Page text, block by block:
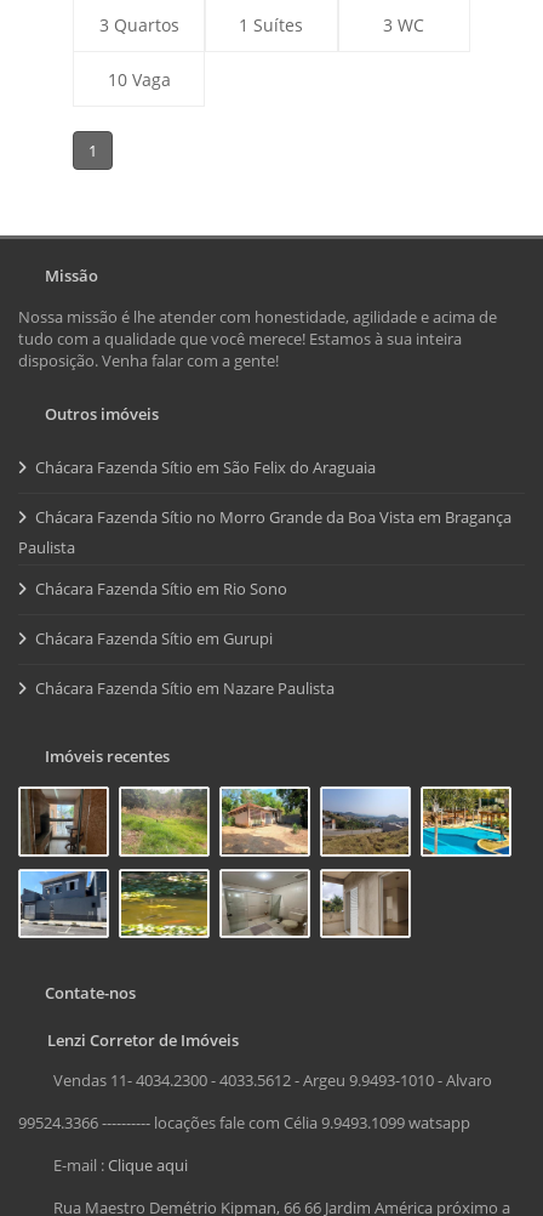
3 Quartos 1 Suítes 3 WC
10 Vaga
1
Missão
Nossa missão é lhe atender com honestidade, agilidade e acima de
tudo com a qualidade que você merece! Estamos à sua inteira
disposição. Venha falar com a gente!
Outros imóveis
Chácara Fazenda Sítio em São Felix do Araguaia
Chácara Fazenda Sítio no Morro Grande da Boa Vista em Bragança
Paulista
Chácara Fazenda Sítio em Rio Sono
Chácara Fazenda Sítio em Gurupi
Chácara Fazenda Sítio em Nazare Paulista
Imóveis recentes
Contate-nos
Lenzi Corretor de Imóveis
Vendas 11- 4034.2300 - 4033.5612 - Argeu 9.9493-1010 - Alvaro
99524.3366 ---------- locações fale com Célia 9.9493.1099 watsapp
E-mail :Clique aqui
Rua Maestro Demétrio Kipman, 66 66 Jardim América próximo a